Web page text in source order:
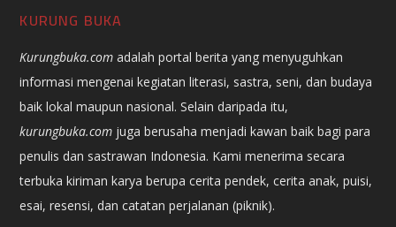
KURUNG BUKA
Kurungbuka.com adalah portal berita yang menyuguhkan
informasi mengenai kegiatan literasi, sastra, seni, dan budaya
baik lokal maupun nasional. Selain daripada itu,
kurungbuka.com juga berusaha menjadi kawan baik bagi para
penulis dan sastrawan Indonesia. Kami menerima secara
terbuka kiriman karya berupa cerita pendek, cerita anak, puisi,
esai, resensi, dan catatan perjalanan (piknik).